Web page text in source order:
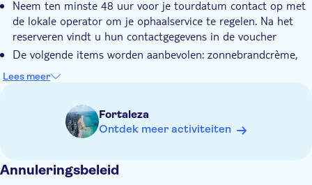
Neem ten minste 48 uur voor je tourdatum contact op met
de lokale operator om je ophaalservice te regelen. Na het
reserveren vindt u hun contactgegevens in de voucher
De volgende items worden aanbevolen: zonnebrandcrème,
wandelschoenen of tennisschoenen
Optionele rit met duinbuggy's: ca. USD 40 per buggy
Optionele skibunda: ca. USD 3 per persoon
Lees meer
Fortaleza
Ontdek meer activiteiten
Annuleringsbeleid